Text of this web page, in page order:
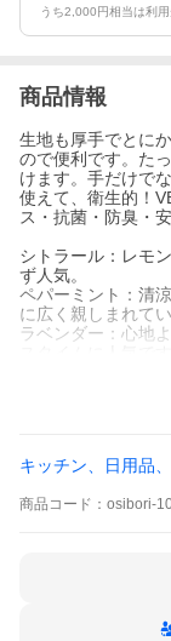
うち2,000円相当は利
商品情報
生地も厚手でとに
ので便利です。た
けます。手だけで
使えて、衛生的！
ス・抗菌・防臭・
シトラール：レモ
ず人気。
ペパーミント：清
に広く親しまれてい
ラベンダー：心地
入 数:100本
イ 子供 保育園 幼
ス ホテル 会議室
キッチン、日用品
商品 コード： osibori-